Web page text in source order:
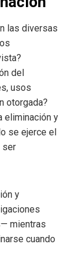
las diversas
del
usos
otorgada?
eliminación y
se ejerce el
ser
y
mientras
cuando